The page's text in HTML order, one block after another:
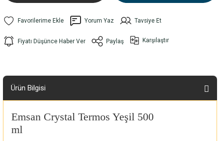
Yorum Yaz Tavsiye Et
Fiyatı Düşünce Haber Ver Paylaş Karşılaştır
Ürün Bilgisi
Emsan Crystal Termos Yeşil 500
ml